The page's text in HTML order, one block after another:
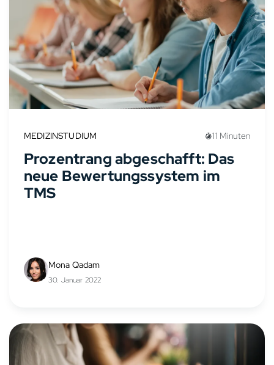
MEDIZINSTUDIUM 11 Minuten
Prozentrang abgeschafft: Das
neue Bewertungssystem im
TMS
Mona Qadam
30. Januar 2022